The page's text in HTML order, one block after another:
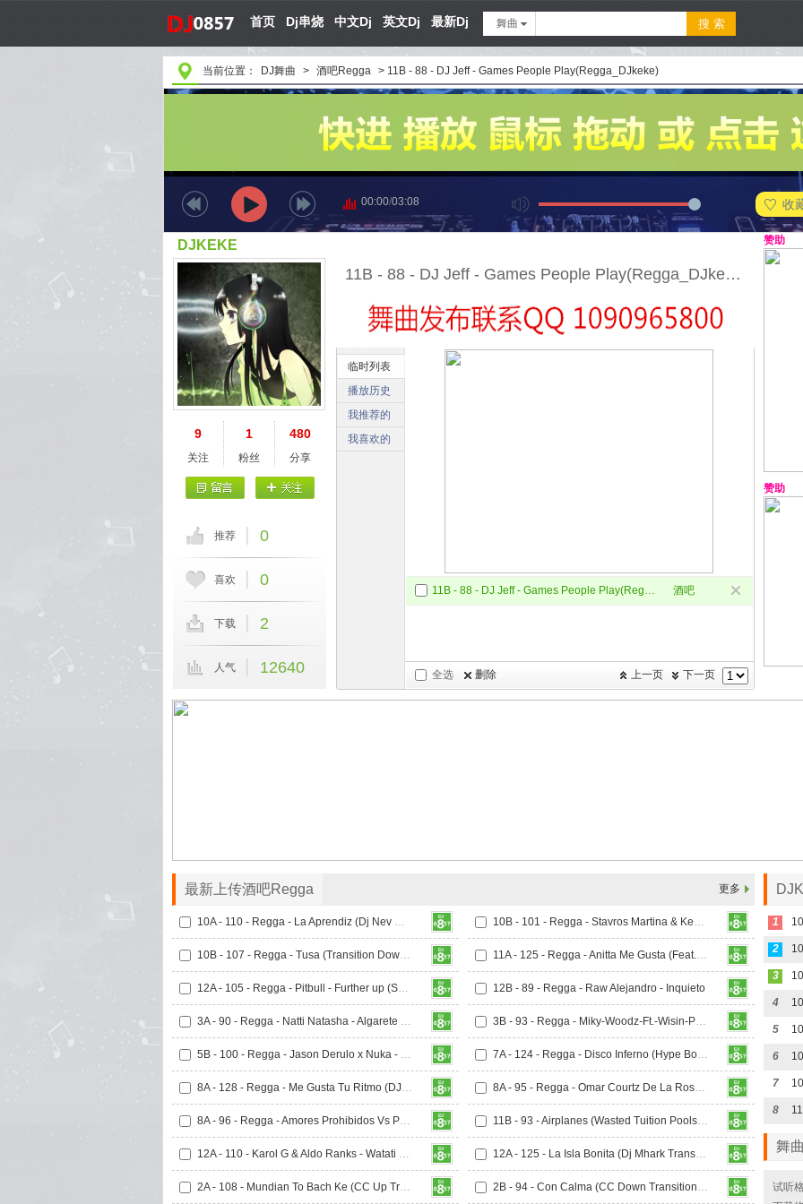
首页 Dj串烧 中文Dj 英文Dj 最新Dj 舞曲
当前位置： DJ舞曲 > 酒吧Regga > 11B - 88 - DJ Jeff - Games People Play(Regga_DJkeke)
收
00:00/03:08
11B - 88 - DJ Jeff - Games People Play(Regga_DJkeke)
临时列表
播放历史
我推荐的
我喜欢的
11B - 88 - DJ Jeff - Games People Play(Regga_DJkeke)
酒吧
全选 删除 下一页
上一页
DJKEKE
9
关注
1
粉丝
480
分享
推荐 0
喜欢 0
下载 2
人气 12640
赞助
赞助
最新上传酒吧Regga 更多
10A - 110 - Regga - La Aprendiz (Dj Nev Rumbatom) 10B - 101 - Regga - Stavros Martina & Kevin D Remix
10B - 107 - Regga - Tusa (Transition Down Edit) 11A - 125 - Regga - Anitta Me Gusta (Feat. Cardi B & Myke Towers)
12A - 105 - Regga - Pitbull - Further up (Sak Noel Remix) 12B - 89 - Regga - Raw Alejandro - Inquieto
3A - 90 - Regga - Natti Natasha - Algarete (DjBuba Intro Break) 3B - 93 - Regga - Miky-Woodz-Ft.-Wisin-Provocame
5B - 100 - Regga - Jason Derulo x Nuka - Love Not War 7A - 124 - Regga - Disco Inferno (Hype Boyz Guaracha Edit)
8A - 128 - Regga - Me Gusta Tu Ritmo (DJ Jeff Hype Bootleg) 8A - 95 - Regga - Omar Courtz De La Rose & Haze - Kyoto
8A - 96 - Regga - Amores Prohibidos Vs Por Que Lloras Dj Jesus Olivera 11B - 93 - Airplanes (Wasted Tuition Poolside Remix)_Regga
12A - 110 - Karol G & Aldo Ranks - Watati (Intro Clean)_Regga 12A - 125 - La Isla Bonita (Dj Mhark Transition Edit)_Regga
2A - 108 - Mundian To Bach Ke (CC Up Transition 100-108)_Regga 2B - 94 - Con Calma (CC Down Transition 126-94)_Regga
1
2
3
4
5
6
7
8
舞
试听